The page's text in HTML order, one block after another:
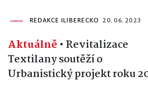
REDAKCE ILIBERECKO 20. 06. 2023
Aktuálně • Revitalizace
Textilany soutěží o
Urbanistický projekt roku